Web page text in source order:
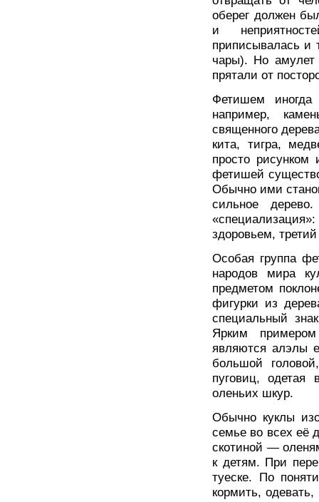
оберег должен
и
приписывалась и
чары). Но
прятали от
Фетишем иногда
например,
священного
кита, тигра,
просто
фетишей
Обычно ими
сильное
здоровьем,
Особая группа
народов мира
предметом
фигурки из
специальный
Ярким
являются алэлы
большой
пуговиц, одетая
оленьих шкур.
Обычно куклы
семье во всех её
скотиной —
к детям. При
туеске. По
кормить,